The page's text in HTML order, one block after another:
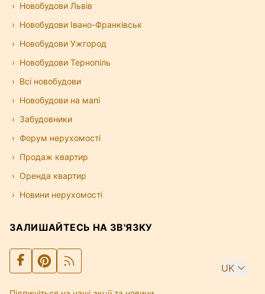
Новобудови Львів
Новобудови Івано-Франківськ
Новобудови Ужгород
Новобудови Тернопіль
Всі новобудови
Новобудови на мапі
Забудовники
Форум нерухомості
Продаж квартир
Оренда квартир
Новини нерухомості
ЗАЛИШАЙТЕСЬ НА ЗВ'ЯЗКУ
UK